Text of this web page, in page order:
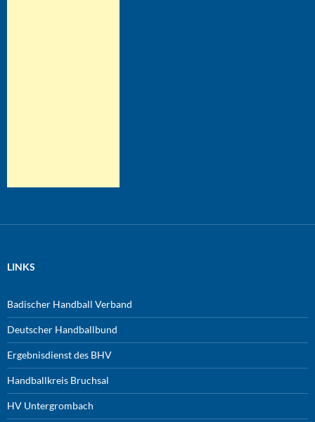
LINKS
Badischer Handball Verband
Deutscher Handballbund
Ergebnisdienst des BHV
Handballkreis Bruchsal
HV Untergrombach